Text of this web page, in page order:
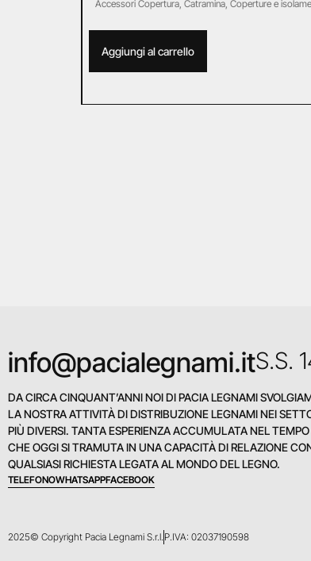
Accessori Copertura, Catramina, Coperture e
Aggiungi al carrello
info@pacialegnami.itS.S.
DA CIRCA CINQUANT’ANNI NOI DI PACIA LEGNAMI
LA NOSTRA ATTIVITÀ DI DISTRIBUZIONE LEGNAMI NEI
PIÙ DIVERSI. TANTA ESPERIENZA ACCUMULATA NEL TEMPO
CHE OGGI SI TRAMUTA IN UNA CAPACITÀ DI RELAZIONE
QUALSIASI RICHIESTA LEGATA AL MONDO DEL LEGNO.
TELEFONOWHATSAPPFACEBOOK
2025© Copyright Pacia Legnami S.r.l. P.IVA: 02037190598